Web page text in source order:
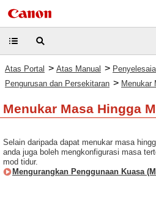
Atas Portal > Atas Manual >
Pengurusan dan Persekitaran > Menukar
Menukar Masa Hingga
Selain daripada dapat menukar masa
anda juga boleh mengkonfigurasi masa
mod tidur.
Mengurangkan Penggunaan Kuasa